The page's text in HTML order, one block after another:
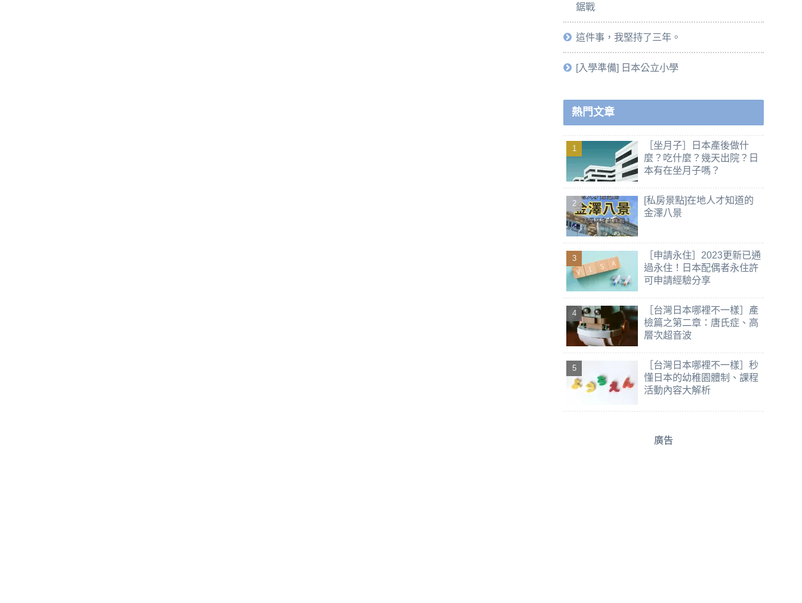
鋸戰
這件事，我堅持了三年。
[入學準備] 日本公立小學
熱門文章
［坐月子］日本產後做什
麼？吃什麼？幾天出院？日
本有在坐月子嗎？
[私房景點]在地人才知道的
金澤八景
［申請永住］2023更新已通
過永住！日本配偶者永住許
可申請經驗分享
［台灣日本哪裡不一樣］產
檢篇之第二章：唐氏症、高
層次超音波
［台灣日本哪裡不一樣］秒
懂日本的幼稚園體制、課程
活動內容大解析
廣告